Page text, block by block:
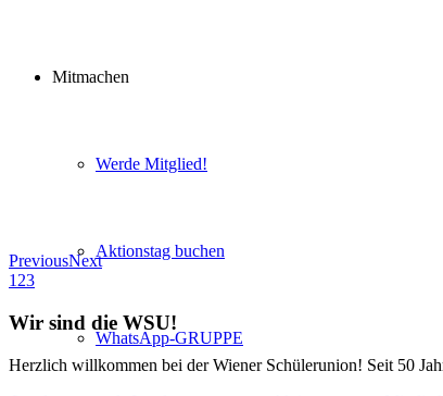
Mitmachen
Werde Mitglied!
Aktionstag buchen
WhatsApp-GRUPPE
PreviousNext
1 23
Wir sind die WSU!
Herzlich willkommen bei der Wiener Schülerunion! Seit 50